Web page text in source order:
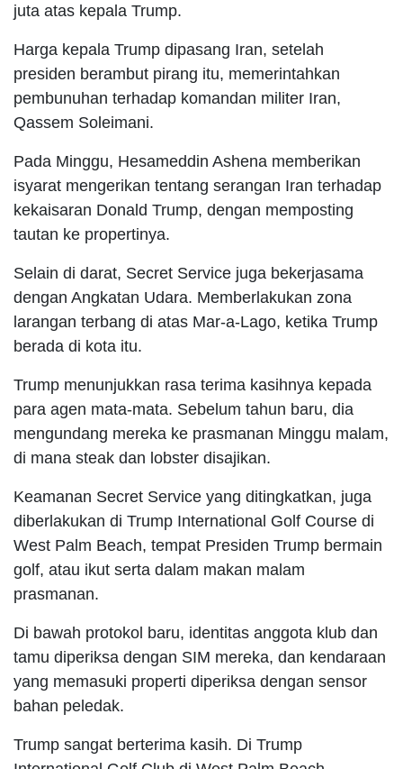
juta atas kepala Trump.
Harga kepala Trump dipasang Iran, setelah
presiden berambut pirang itu, memerintahkan
pembunuhan terhadap komandan militer Iran,
Qassem Soleimani.
Pada Minggu, Hesameddin Ashena memberikan
isyarat mengerikan tentang serangan Iran terhadap
kekaisaran Donald Trump, dengan memposting
tautan ke propertinya.
Selain di darat, Secret Service juga bekerjasama
dengan Angkatan Udara. Memberlakukan zona
larangan terbang di atas Mar-a-Lago, ketika Trump
berada di kota itu.
Trump menunjukkan rasa terima kasihnya kepada
para agen mata-mata. Sebelum tahun baru, dia
mengundang mereka ke prasmanan Minggu malam,
di mana steak dan lobster disajikan.
Keamanan Secret Service yang ditingkatkan, juga
diberlakukan di Trump International Golf Course di
West Palm Beach, tempat Presiden Trump bermain
golf, atau ikut serta dalam makan malam
prasmanan.
Di bawah protokol baru, identitas anggota klub dan
tamu diperiksa dengan SIM mereka, dan kendaraan
yang memasuki properti diperiksa dengan sensor
bahan peledak.
Trump sangat berterima kasih. Di Trump